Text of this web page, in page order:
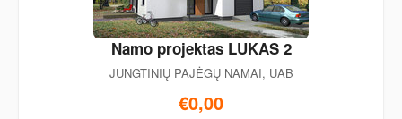
Namo projektas LUKAS 2
JUNGTINIŲ PAJĖGŲ NAMAI, UAB
€0,00